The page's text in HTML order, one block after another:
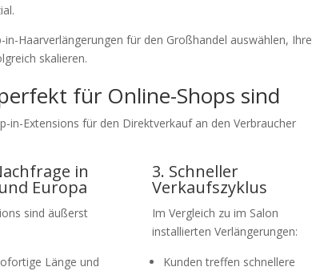
Haarverlängerungen für den Großhandel auswählen, Ihre
skalieren.
für Online-Shops sind
in-Extensions für den Direktverkauf an den Verbraucher
in
Europa
sind äußerst
Länge und
3. Schneller
Verkaufszyklus
Im Vergleich zu im Salon
installierten Verlängerungen:
Kunden treffen schnellere